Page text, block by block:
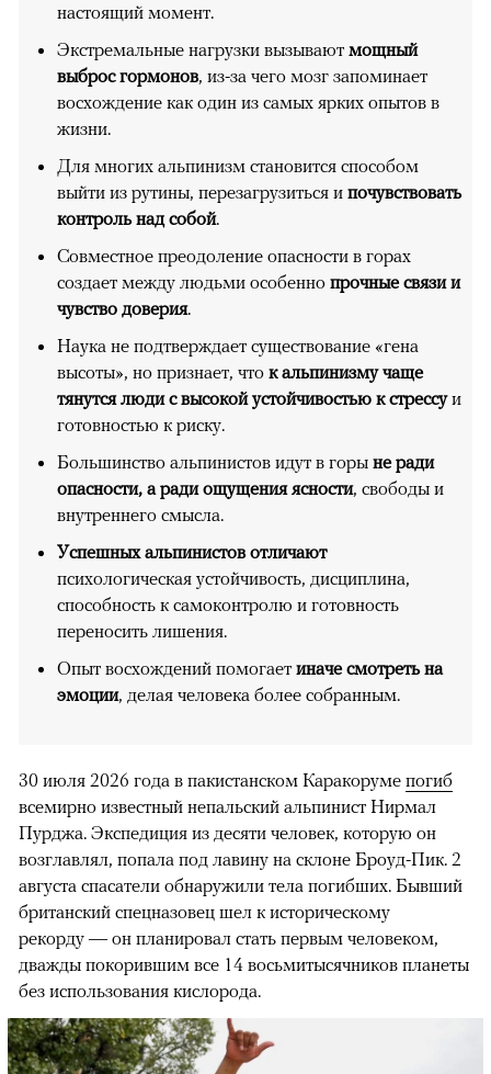
настоящий момент.
Экстремальные нагрузки вызывают мощный
выброс гормонов, из-за чего мозг запоминает
восхождение как один из самых ярких опытов в
жизни.
Для многих альпинизм становится способом
выйти из рутины, перезагрузиться и почувствовать
контроль над собой.
Совместное преодоление опасности в горах
создает между людьми особенно прочные связи и
чувство доверия.
Наука не подтверждает существование «гена
высоты», но признает, что к альпинизму чаще
тянутся люди с высокой устойчивостью к стрессуи
готовностью к риску.
Большинство альпинистов идут в горы не ради
опасности, а ради ощущения ясности, свободы и
внутреннего смысла.
Успешных альпинистов отличают
психологическая устойчивость, дисциплина,
способность к самоконтролю и готовность
переносить лишения.
Опыт восхождений помогает иначе смотреть на
эмоции, делая человека более собранным.
30 июля 2026 года в пакистанском Каракоруме погиб
всемирно известный непальский альпинист Нирмал
Пурджа. Экспедиция из десяти человек, которую он
возглавлял, попала под лавину на склоне Броуд-Пик. 2
августа спасатели обнаружили тела погибших. Бывший
британский спецназовец шел к историческому
рекорду — он планировал стать первым человеком,
дважды покорившим все 14 восьмитысячников планеты
без использования кислорода.